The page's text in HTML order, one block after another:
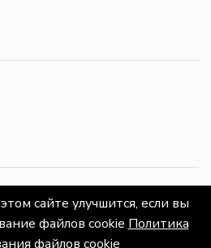
Входит в Экосистему
сайте улучшится, если вы
файлов cookie Политика
файлов cookie